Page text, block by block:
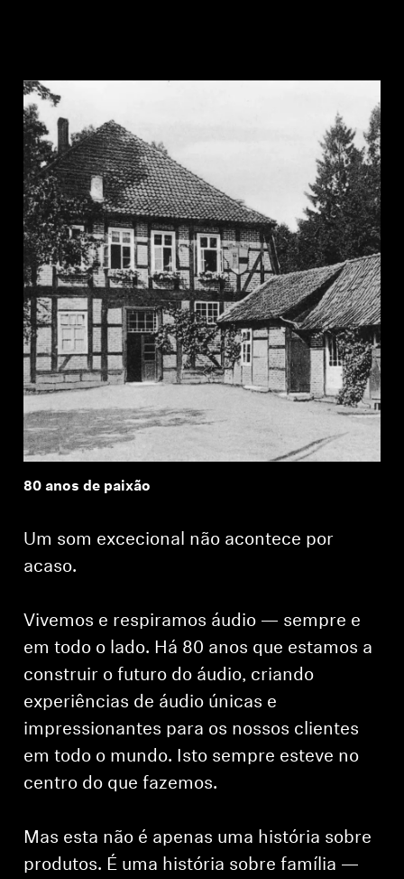
80 anos de paixão
Um som excecional não acontece por
acaso.
Vivemos e respiramos áudio — sempre e
em todo o lado. Há 80 anos que estamos a
construir o futuro do áudio, criando
experiências de áudio únicas e
impressionantes para os nossos clientes
em todo o mundo. Isto sempre esteve no
centro do que fazemos.
Mas esta não é apenas uma história sobre
produtos. É uma história sobre família —